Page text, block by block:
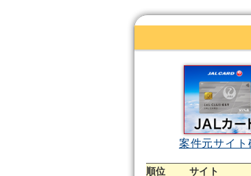
案件元サイト
順位 サイト